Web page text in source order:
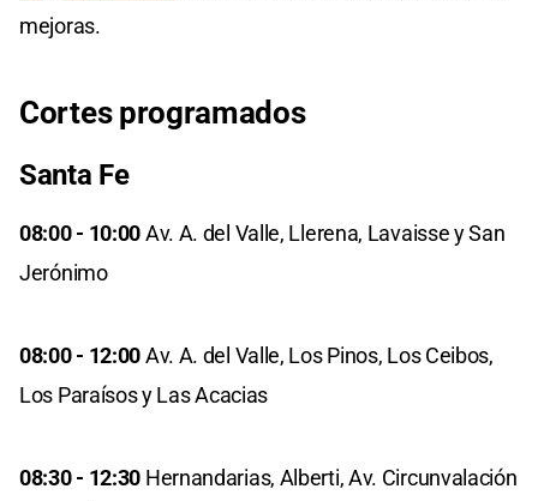
mejoras.
Cortes programados
Santa Fe
08:00 - 10:00Av. A. del Valle, Llerena, Lavaisse y San
Jerónimo
08:00 - 12:00Av. A. del Valle, Los Pinos, Los Ceibos,
Los Paraísos y Las Acacias
08:30 - 12:30 Hernandarias, Alberti, Av. Circunvalación